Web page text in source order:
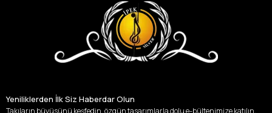
Yeniliklerden İlk Siz Haberdar Olun
Takıların büyüsünü keşfedin, özgün tasarımlarla dolu e-bültenimize katılın.